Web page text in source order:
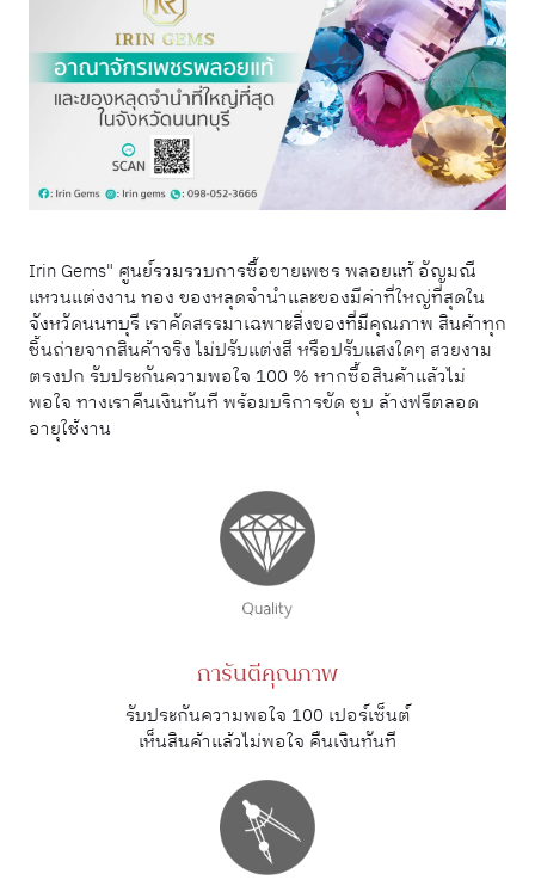
Irin Gems" ศูนย์รวมรวบการซื้อขายเพชร พลอยแท้ อัญมณี
แหวนแต่งงาน ทอง ของหลุดจำนำและของมีค่าที่ใหญ่ที่สุดใน
จังหวัดนนทบุรี เราคัดสรรมาเฉพาะสิ่งของที่มีคุณภาพ สินค้าทุก
ชิ้นถ่ายจากสินค้าจริง ไม่ปรับแต่งสี หรือปรับแสงใดๆ สวยงาม
ตรงปก รับประกันความพอใจ 100 % หากซื้อสินค้าแล้วไม่
พอใจ ทางเราคืนเงินทันที พร้อมบริการขัด ชุบ ล้างฟรีตลอด
อายุใช้งาน
การันตีคุณภาพ
รับประกันความพอใจ 100 เปอร์เซ็นต์
เห็นสินค้าแล้วไม่พอใจ คืนเงินทันที